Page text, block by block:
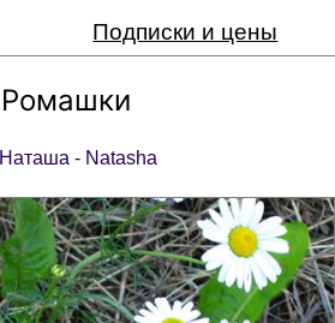
Подписки и цены
Ромашки
Наташа - Natasha